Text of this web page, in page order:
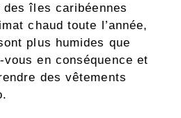
îles caribéennes
chaud toute l’année,
plus humides que
vous en conséquence et
des vêtements